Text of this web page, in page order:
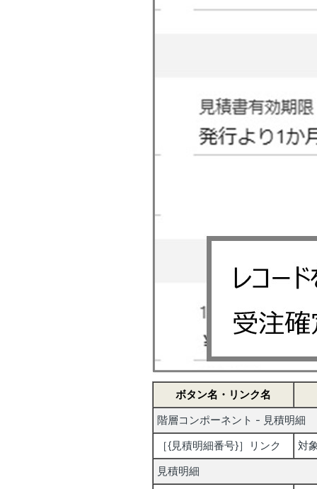
ボタン名・リンク名
階層コンポーネント - 見積
［{見積明細番号}］リンク
対
見積明細